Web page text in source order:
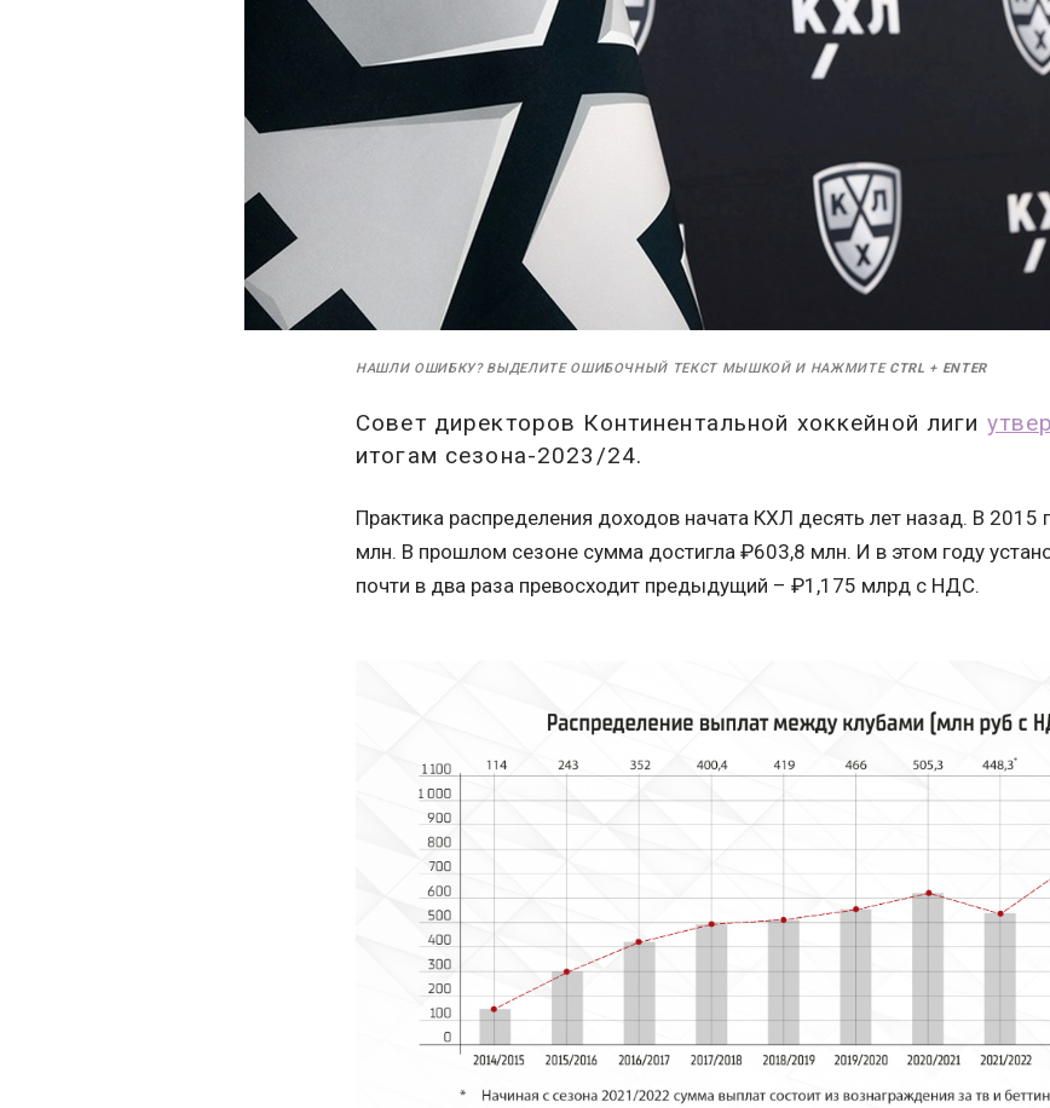
НАШЛИ ОШИБКУ? ВЫДЕЛИТЕ ОШИБОЧНЫЙ ТЕКСТ МЫШКОЙ И НАЖМИТЕ CTRL + ENTER
Совет директоров Континентальной хоккейной лиги
итогам сезона-2023/24.
Практика распределения доходов начата КХЛ десять лет назад. В 2015
млн. В прошлом сезоне сумма достигла ₽603,8 млн. И в этом году
почти в два раза превосходит предыдущий – ₽1,175 млрд с НДС.